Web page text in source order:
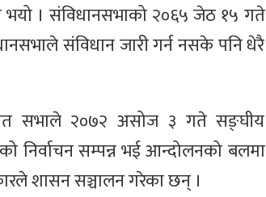
भयो । संविधानसभाको २०६५ जेठ १५ गते
संविधान जारी गर्न नसके पनि धेरै
सभाले २०७२ असोज ३ गते सङ्घीय
निर्वाचन सम्पन्न भई आन्दोलनको बलमा
शासन सञ्चालन गरेका छन् ।